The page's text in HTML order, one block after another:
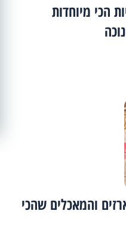
הכי מיוחדות
והמאכלים שהכי